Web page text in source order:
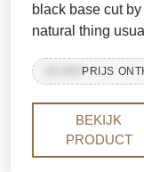
black base cut
natural thing
belt of
exotic stones. Its
every slab one of
PRIJS
BEKIJK
PRODUCT